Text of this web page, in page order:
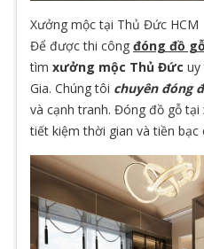
Xưởng mộc tại Thủ Đức HCM
Để được thi công đóng đồ
tìm xưởng mộc Thủ Đức uy
Gia. Chúng tôi chuyên đóng
và cạnh tranh. Đóng đồ gỗ tại
tiết kiệm thời gian và tiền bạc